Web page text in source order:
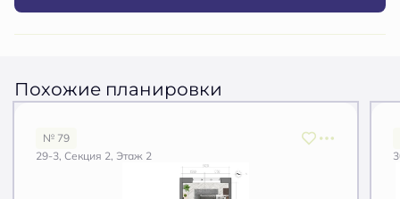
Похожие планировки
№ 79
29-3, Секция 2, Этаж 2